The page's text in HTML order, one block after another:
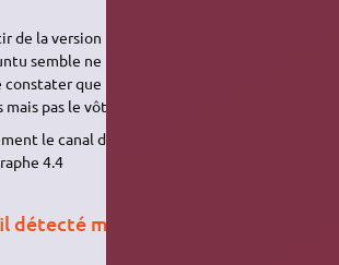
de la version 20.04, si votre box utilise les
semble ne pas les reconnaître. L'utilitaire
que les autres réseaux (vos
pas le vôtre.
le canal de la box, ou appliquer la
4.4
détecté mais impossible de s'y